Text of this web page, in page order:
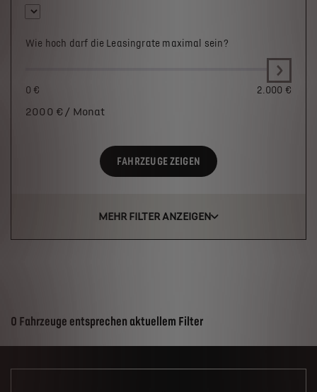
Wie hoch darf die Leasingrate maximal sein?
0 € 2.000 €
2000 € / Monat
FAHRZEUGE ZEIGEN
MEHR FILTER ANZEIGEN
Suchergebnisse
0 Fahrzeuge entsprechen aktuellem Filter